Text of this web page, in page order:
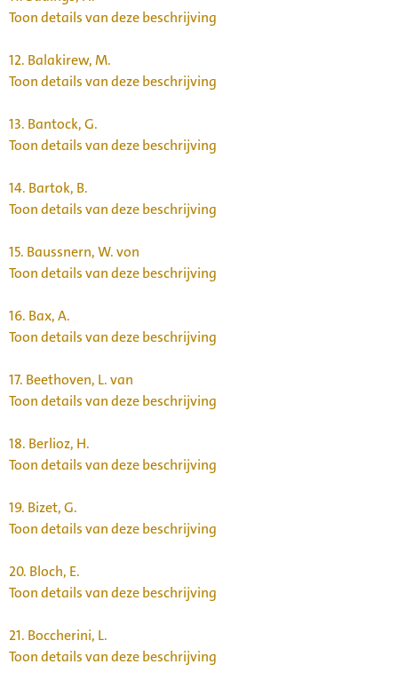
Toon details van deze beschrijving
12. Balakirew, M.
Toon details van deze beschrijving
13. Bantock, G.
Toon details van deze beschrijving
14. Bartok, B.
Toon details van deze beschrijving
15. Baussnern, W. von
Toon details van deze beschrijving
16. Bax, A.
Toon details van deze beschrijving
17. Beethoven, L. van
Toon details van deze beschrijving
18. Berlioz, H.
Toon details van deze beschrijving
19. Bizet, G.
Toon details van deze beschrijving
20. Bloch, E.
Toon details van deze beschrijving
21. Boccherini, L.
Toon details van deze beschrijving